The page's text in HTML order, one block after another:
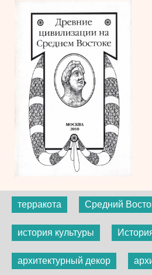
терракота Средний
история культуры
архитектурный декор